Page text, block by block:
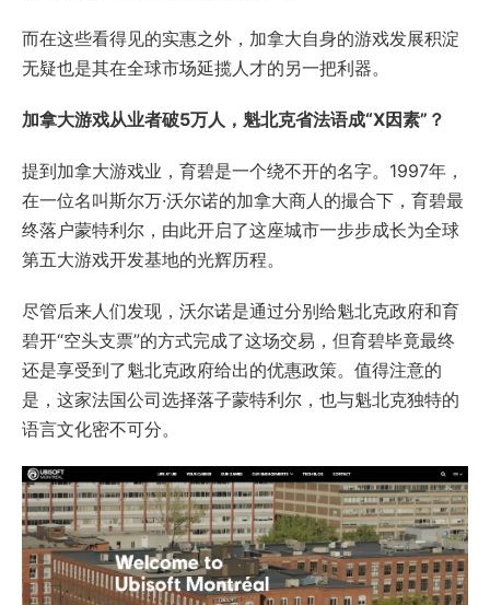
而在这些看得见的实惠之外，加拿大自身的游戏发展积淀
无疑也是其在全球市场延揽人才的另一把利器。
加拿大游戏从业者破5万人，魁北克省法语成“X因素”？
提到加拿大游戏业，育碧是一个绕不开的名字。1997年，
在一位名叫斯尔万·沃尔诺的加拿大商人的撮合下，育碧最
终落户蒙特利尔，由此开启了这座城市一步步成长为全球
第五大游戏开发基地的光辉历程。
尽管后来人们发现，沃尔诺是通过分别给魁北克政府和育
碧开“空头支票”的方式完成了这场交易，但育碧毕竟最终
还是享受到了魁北克政府给出的优惠政策。值得注意的
是，这家法国公司选择落子蒙特利尔，也与魁北克独特的
语言文化密不可分。